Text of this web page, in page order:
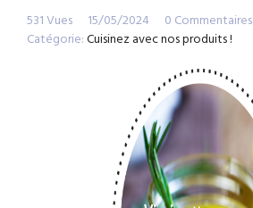
531 Vues 15/05/2024
0 Commentaires
Catégorie:Cuisinez avec nos produits !